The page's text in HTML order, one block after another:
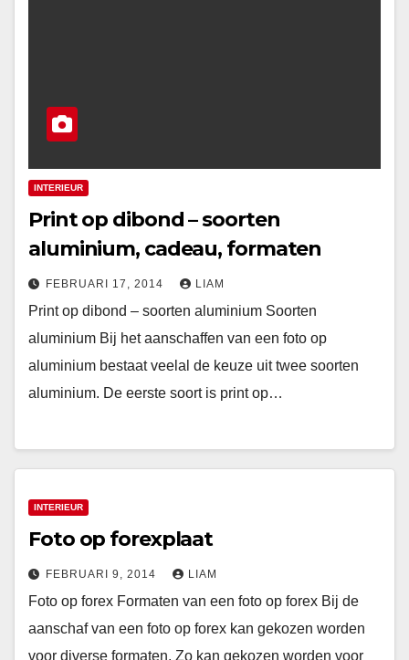
INTERIEUR
Print op dibond – soorten
aluminium, cadeau, formaten
FEBRUARI 17, 2014 LIAM
Print op dibond – soorten aluminium Soorten
aluminium Bij het aanschaffen van een foto op
aluminium bestaat veelal de keuze uit twee soorten
aluminium. De eerste soort is print op…
INTERIEUR
Foto op forexplaat
FEBRUARI 9, 2014 LIAM
Foto op forex Formaten van een foto op forex Bij de
aanschaf van een foto op forex kan gekozen worden
voor diverse formaten. Zo kan gekozen worden voor